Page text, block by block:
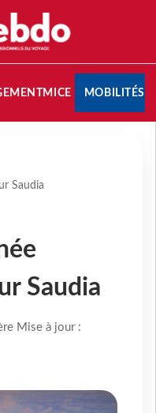
MICE MOBILITÉS
Saudia
Saudia
Mise à jour :